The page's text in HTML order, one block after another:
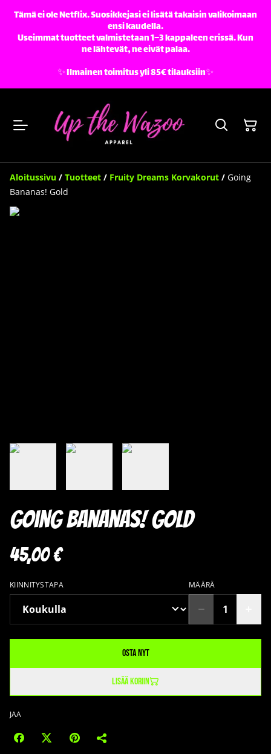
Tämä ei ole Netflix. Suosikkejasi ei lisätä takaisin valikoimaan
ensi kaudella.
Useimmat tuotteet valmistetaan 1–3 kappaleen erissä. Kun
ne lähtevät, ne eivät palaa.
✨️ Ilmainen toimitus yli 85€ tilauksiin✨️
Aloitussivu / Tuotteet / Fruity Dreams Korvakorut / Going
Bananas! Gold
Going Bananas! Gold
45,00 €
KIINNITYSTAPA MÄÄRÄ
Osta nyt
Lisää koriin
JAA